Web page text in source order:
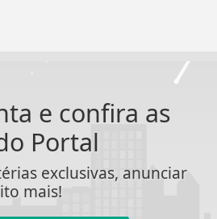
e confira as
Portal
exclusivas, anunciar
mais!